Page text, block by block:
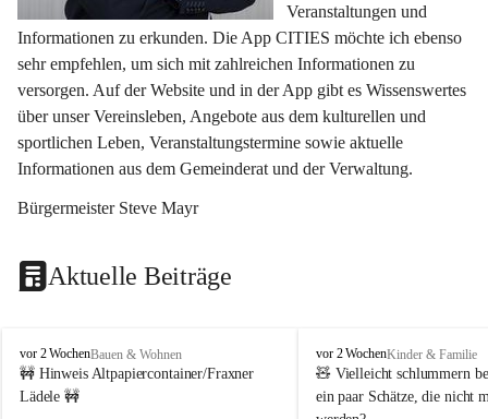
Veranstaltungen und
Informationen zu erkunden. Die App CITIES möchte ich ebenso
sehr empfehlen, um sich mit zahlreichen Informationen zu
versorgen. Auf der Website und in der App gibt es Wissenswertes
über unser Vereinsleben, Angebote aus dem kulturellen und
sportlichen Leben, Veranstaltungstermine sowie aktuelle
Informationen aus dem Gemeinderat und der Verwaltung.
Bürgermeister Steve Mayr
Aktuelle Beiträge
F
r
a
vor 2 WochenBauen & Wohnen
🚧 Hinweis Altpapiercontainer/Fraxner
Lädele 🚧
F
r
a
x
vor 2 WochenKinder & Familie
🧸 Vielleicht schlummern
ein paar Schätze, die nicht